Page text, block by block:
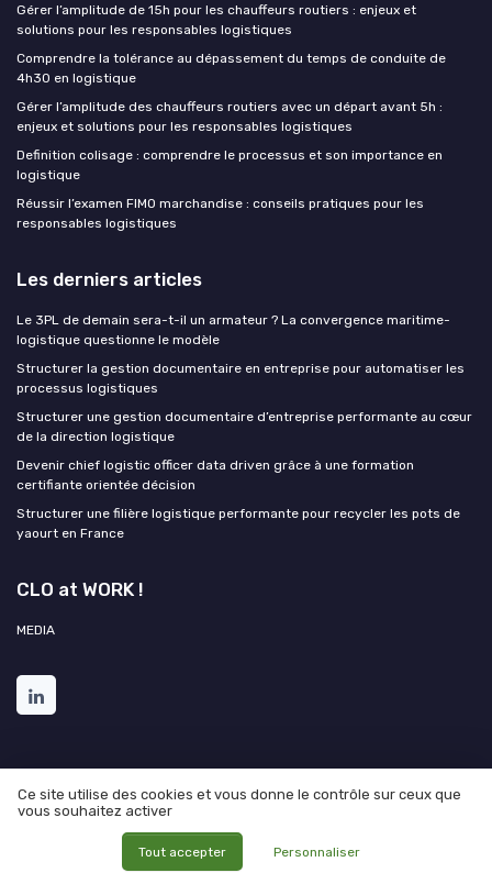
Gérer l’amplitude de 15h pour les chauffeurs routiers : enjeux et
solutions pour les responsables logistiques
Comprendre la tolérance au dépassement du temps de conduite de
4h30 en logistique
Gérer l’amplitude des chauffeurs routiers avec un départ avant 5h :
enjeux et solutions pour les responsables logistiques
Definition colisage : comprendre le processus et son importance en
logistique
Réussir l’examen FIMO marchandise : conseils pratiques pour les
responsables logistiques
Les derniers articles
Le 3PL de demain sera-t-il un armateur ? La convergence maritime-
logistique questionne le modèle
Structurer la gestion documentaire en entreprise pour automatiser les
processus logistiques
Structurer une gestion documentaire d’entreprise performante au cœur
de la direction logistique
Devenir chief logistic officer data driven grâce à une formation
certifiante orientée décision
Structurer une filière logistique performante pour recycler les pots de
yaourt en France
CLO at WORK !
MEDIA
enquête 2025 sur l'IA et les directions logistiques
© CLO at WORK ! 2026
Ce site utilise des cookies et vous donne le contrôle sur ceux que
vous souhaitez activer
Tout accepter Personnaliser